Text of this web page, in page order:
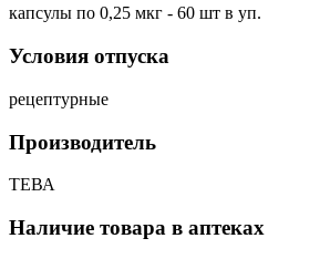
капсулы по 0,25 мкг - 60 шт в уп.
Условия отпуска
рецептурные
Производитель
ТЕВА
Наличие товара в аптеках